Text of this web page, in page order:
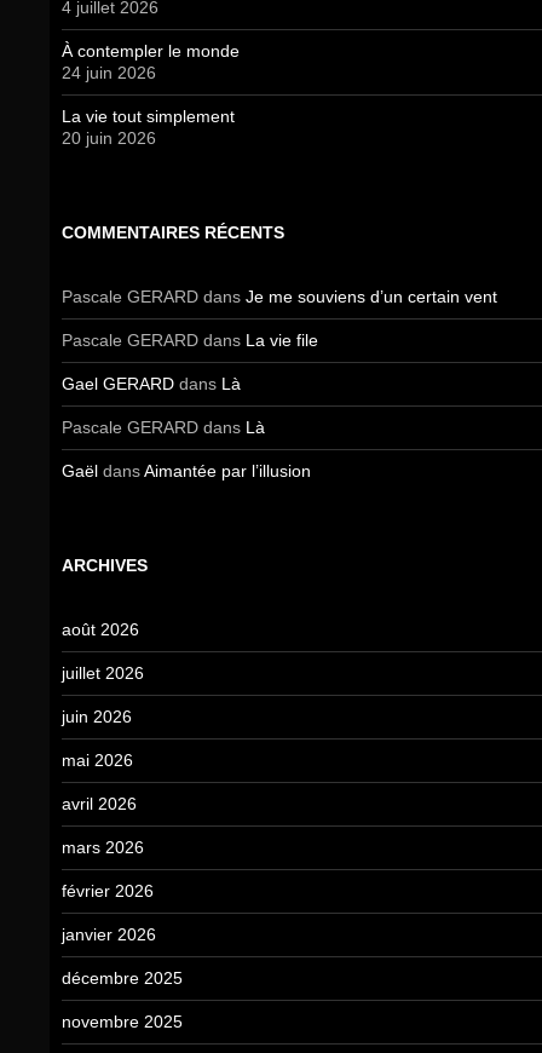
4 juillet 2026
À contempler le monde
24 juin 2026
La vie tout simplement
20 juin 2026
COMMENTAIRES RÉCENTS
Pascale GERARD dans Je me souviens d’un certain vent
Pascale GERARD dans La vie file
Gael GERARD dans Là
Pascale GERARD dans Là
Gaël dansAimantée par l’illusion
ARCHIVES
août 2026
juillet 2026
juin 2026
mai 2026
avril 2026
mars 2026
février 2026
janvier 2026
décembre 2025
novembre 2025